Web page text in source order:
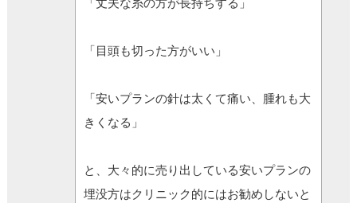
「目頭も切った方がいい」
「安いプランの針は太くて痛い、腫れも大
きくなる」
と、大々的に売り出している安いプランの
埋没方はクリニック的にはお勧めしないと